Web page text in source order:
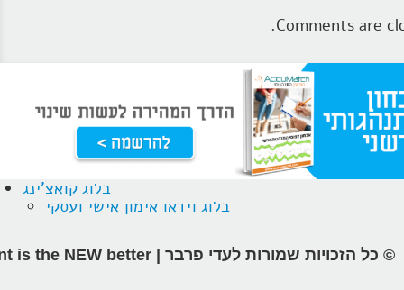
Comments are
בלוג קואצ'ינג
בלוג וידאו אימון אישי ועסקי
© כל הזכויות שמורות לעדי פרבר | different is the NEW better